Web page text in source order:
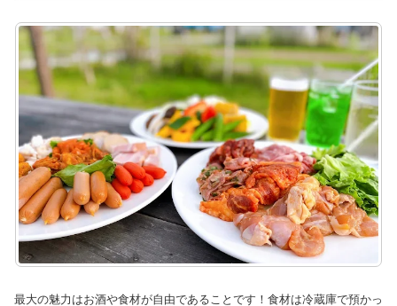
最大の魅力はお酒や食材が自由であることです！食材は冷蔵庫で預かっ